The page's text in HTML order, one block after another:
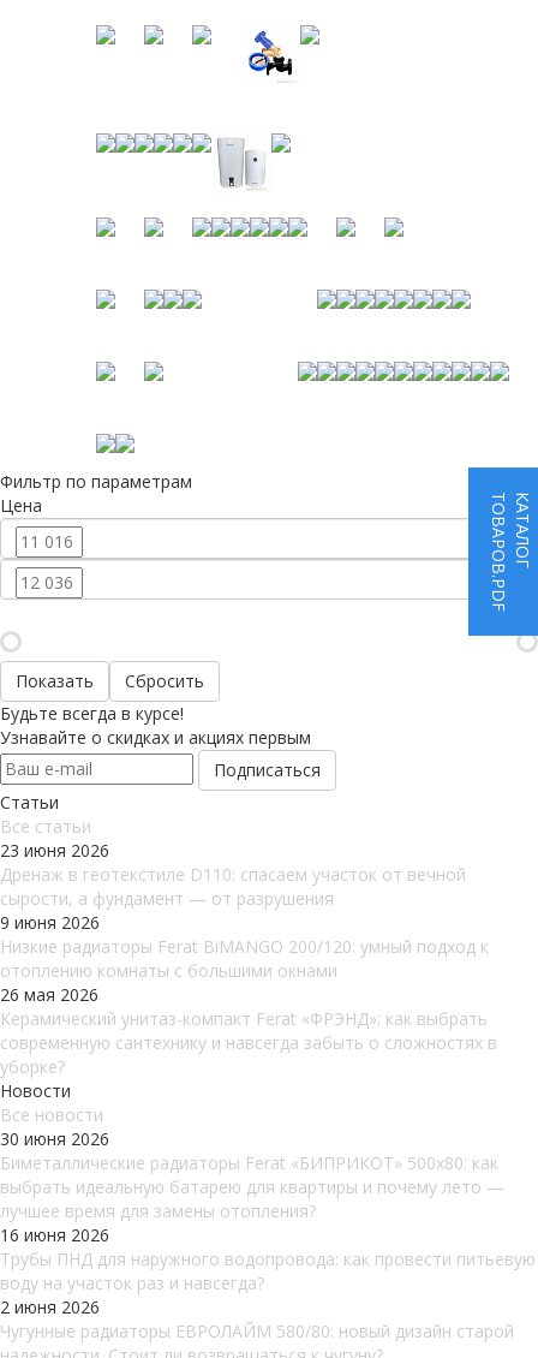
Фильтр по параметрам
Цена
Сбросить
Будьте всегда в курсе!
Узнавайте о скидках и акциях первым
Статьи
Все cтатьи
23 июня 2026
Дренаж в геотекстиле D110: спасаем участок от вечной
сырости, а фундамент — от разрушения
9 июня 2026
Низкие радиаторы Ferat BiMANGO 200/120: умный подход к
отоплению комнаты с большими окнами
26 мая 2026
Керамический унитаз-компакт Ferat «ФРЭНД»: как выбрать
современную сантехнику и навсегда забыть о сложностях в
уборке?
Новости
Все новости
30 июня 2026
Биметаллические радиаторы Ferat «БИПРИКОТ» 500x80: как
выбрать идеальную батарею для квартиры и почему лето —
лучшее время для замены отопления?
16 июня 2026
Трубы ПНД для наружного водопровода: как провести питьевую
воду на участок раз и навсегда?
2 июня 2026
Чугунные радиаторы ЕВРОЛАЙМ 580/80: новый дизайн старой
КАТАЛОГ
ТОВАРОВ.PDF